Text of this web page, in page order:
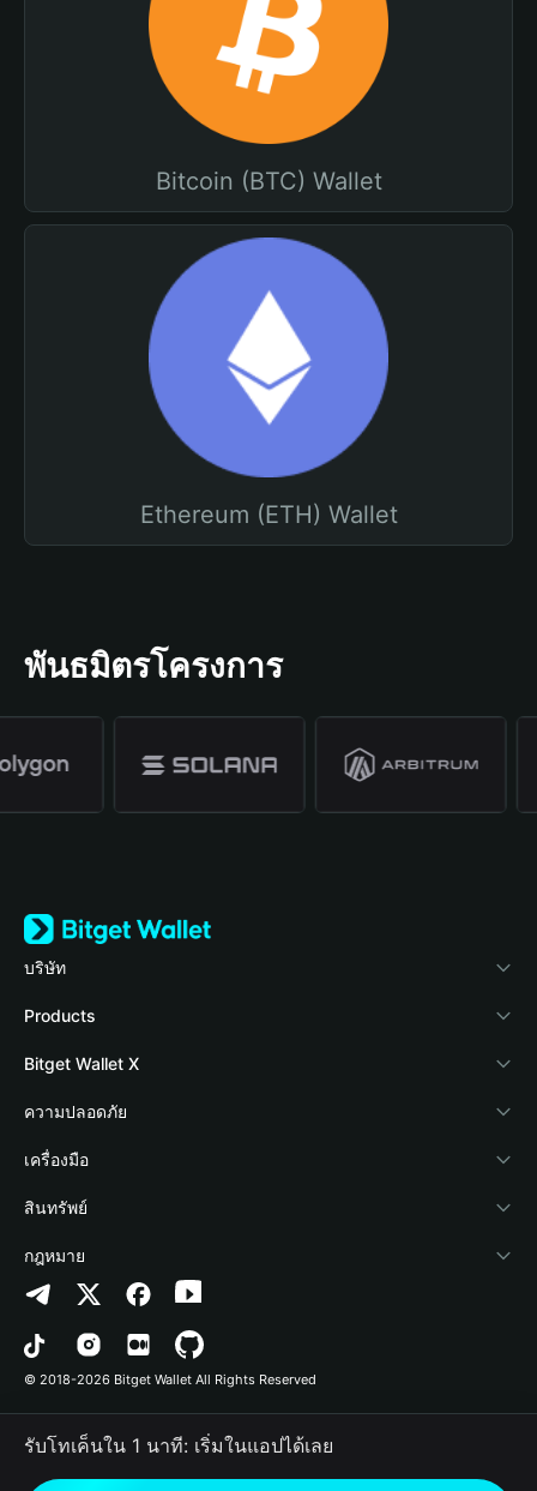
Bitcoin (BTC) Wallet
Ethereum (ETH) Wallet
พันธมิตรโครงการ
บริษัท
เกี่ยวกับ Bitget Wallet
Blog
Academy
ข่าวสารด้านคริปโต
ศูนย์ช่วยเหลือ
ติดต่อเรา
ทรัพยากรข้อมูลของแบรนด์
อาชีพ
Products
Crypto Card
Stablecoin Earn
Payfi Crypto
Crypto Swap API
Altcoin Season Index
Prediction Markets
DApp
RWA
Bitget Wallet X
นักพัฒนา
เชื่อมต่อ Wallet
Bitget Wallet Pay
ลิสต์โปรเจกต์
ความปลอดภัย
Protection Fund
เทคโนโลยีความปลอดภัย
เครื่องมือ
ซื้อคริปโต
การตรวจจับการอนุญาต
การตรวจจับสัญญา
การโอนเป็นชุด
สินทรัพย์
Arbitrum
Avalanche
Bitcoin
Polygon
กฎหมาย
นโยบายความเป็นส่วนตัว
ข้อตกลงในการใช้บริการ
© 2018-2026 Bitget Wallet All Rights Reserved
รับโทเค็นใน 1 นาที: เริ่มในแอปได้เลย